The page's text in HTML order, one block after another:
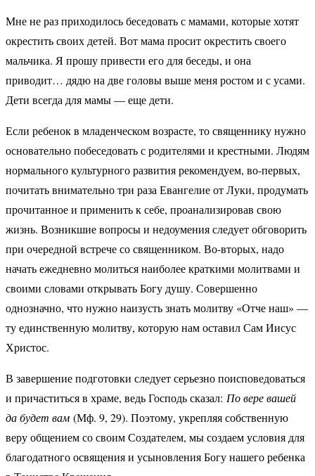
Мне не раз приходилось беседовать с мамами, которые хотят
окрестить своих детей. Вот мама просит окрестить своего
мальчика. Я прошу привести его для беседы, и она
приводит… дядю на две головы выше меня ростом и с усами.
Дети всегда для мамы — еще дети.
Если ребенок в младенческом возрасте, то священнику нужно
основательно побеседовать с родителями и крестными. Людям
нормального культурного развития рекомендуем, во-первых,
почитать внимательно три раза Евангелие от Луки, продумать
прочитанное и применить к себе, проанализировав свою
жизнь. Возникшие вопросы и недоумения следует обговорить
при очередной встрече со священником. Во-вторых, надо
начать ежедневно молиться наиболее краткими молитвами и
своими словами открывать Богу душу. Совершенно
однозначно, что нужно наизусть знать молитву «Отче наш» —
ту единственную молитву, которую нам оставил Сам Иисус
Христос.
В завершение подготовки следует серьезно поисповедоваться
и причаститься в храме, ведь Господь сказал: По вере вашей
да будет вам (Мф. 9, 29). Поэтому, укрепляя собственную
веру общением со своим Создателем, мы создаем условия для
благодатного освящения и усыновления Богу нашего ребенка